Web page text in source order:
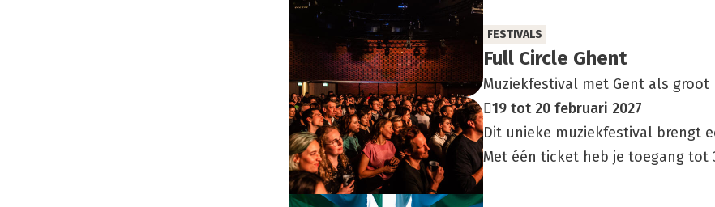
Full Cir­cle Ghent
Muziekfestival met Gent als groot
FESTIVALS
19 tot 20 februari 2027
Dit unieke muziekfestival brengt
Met één ticket heb je toegang tot